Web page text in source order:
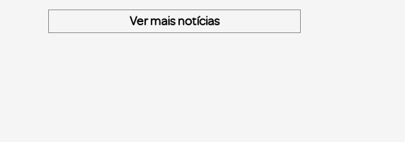
Ver mais notícias